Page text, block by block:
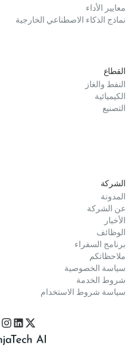
معايير الأداء
نماذج الذكاء الاصطناعي الخارجية
القطاع
النفط والغاز
الكيميائية
التصنيع
الشركة
المدونة
عن الشركة
الأخبار
الوظائف
برنامج السفراء
ملاحظاتكم
سياسة الخصوصية
شروط الخدمة
سياسة شروط الاستخدام